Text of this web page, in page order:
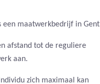
een maatwerkbedrijf in
afstand tot de reguliere
aan.
zich maximaal kan